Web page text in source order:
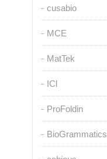
cusabio
MCE
MatTek
ICl
ProFoldin
BioGrammatics